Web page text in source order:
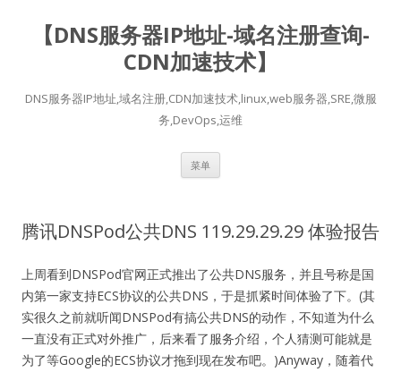
【DNS服务器IP地址-域名注册查询-
CDN加速技术】
DNS服务器IP地址,域名注册,CDN加速技术,linux,web服务器,SRE,微服
务,DevOps,运维
菜单
腾讯DNSPod公共DNS 119.29.29.29 体验报告
上周看到DNSPod官网正式推出了公共DNS服务，并且号称是国
内第一家支持ECS协议的公共DNS，于是抓紧时间体验了下。(其
实很久之前就听闻DNSPod有搞公共DNS的动作，不知道为什么
一直没有正式对外推广，后来看了服务介绍，个人猜测可能就是
为了等Google的ECS协议才拖到现在发布吧。)Anyway，随着代